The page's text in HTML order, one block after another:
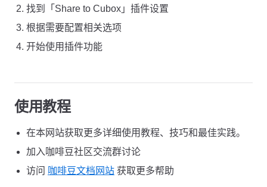
找到「Share to Cubox」插件设置
根据需要配置相关选项
开始使用插件功能
使用教程
在本网站获取更多详细使用教程、技巧和最佳实践。
加入咖啡豆社区交流群讨论
访问 咖啡豆文档网站 获取更多帮助